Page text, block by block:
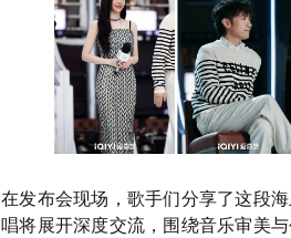
在发布会现场，歌手们分享了这段
唱将展开深度交流，围绕音乐审美